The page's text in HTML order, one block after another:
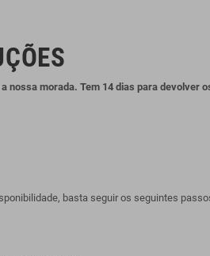
nossa morada. Tem 14 dias para devolver
basta seguir os seguintes